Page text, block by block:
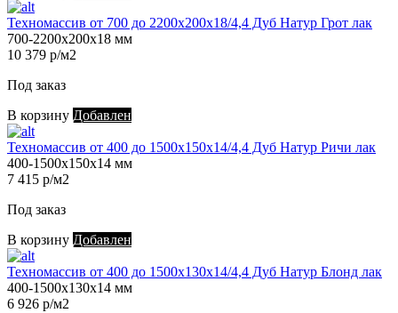
Техномассив от 700 до 2200х200х18/4,4 Дуб Натур Грот лак
700-2200х200х18 мм
10 379 р/м2
Под заказ
В корзину Добавлен
Техномассив от 400 до 1500х150х14/4,4 Дуб Натур Ричи лак
400-1500х150х14 мм
7 415 р/м2
Под заказ
В корзину Добавлен
Техномассив от 400 до 1500х130х14/4,4 Дуб Натур Блонд лак
400-1500х130х14 мм
6 926 р/м2